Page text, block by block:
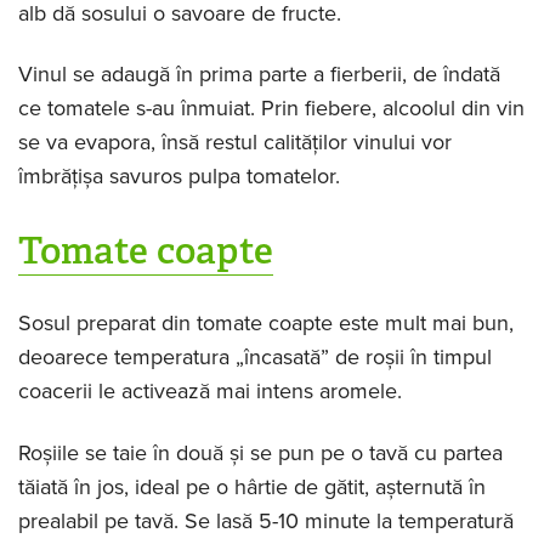
alb dă sosului o savoare de fructe.
Vinul se adaugă în prima parte a fierberii, de îndată
ce tomatele s-au înmuiat. Prin fiebere, alcoolul din vin
se va evapora, însă restul calităților vinului vor
îmbrățișa savuros pulpa tomatelor.
Tomate coapte
Sosul preparat din tomate coapte este mult mai bun,
deoarece temperatura „încasată” de roșii în timpul
coacerii le activează mai intens aromele.
Roșiile se taie în două și se pun pe o tavă cu partea
tăiată în jos, ideal pe o hârtie de gătit, așternută în
prealabil pe tavă. Se lasă 5-10 minute la temperatură